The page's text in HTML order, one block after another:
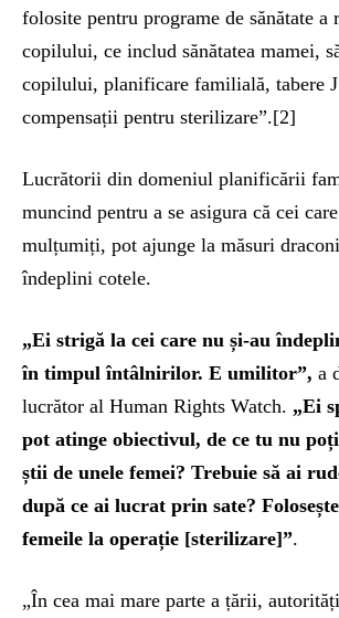
folosite pentru programe de sănătate a
copilului, ce includ sănătatea mamei,
copilului, planificare familială, tabere
compensații pentru sterilizare”.[2]
Lucrătorii din domeniul planificării
muncind pentru a se asigura că cei
mulțumiți, pot ajunge la măsuri
îndeplini cotele.
„Ei strigă la cei care nu și-au
în timpul întâlnirilor. E umilitor”, a
lucrător al Human Rights Watch. „Ei
pot atinge obiectivul, de ce tu nu
știi de unele femei? Trebuie să ai
după ce ai lucrat prin sate?
femeile la operație [sterilizare]”.
„În cea mai mare parte a țării,